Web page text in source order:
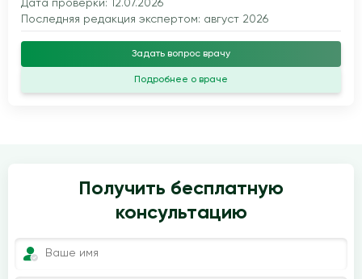
Дата проверки: 12.07.2026
Последняя редакция экспертом: август 2026
Задать вопрос врачу
Подробнее о враче
Получить бесплатную
консультацию